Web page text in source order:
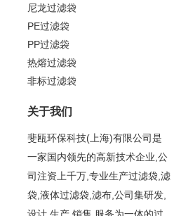
尼龙过滤袋
PE过滤袋
PP过滤袋
热熔过滤袋
非标过滤袋
关于我们
斐瓯环保科技(上海)有限公司是
一家国内领先的高新技术企业,公
司注资上千万,专业生产过滤袋,滤
袋,液体过滤袋,滤布,公司集研发,